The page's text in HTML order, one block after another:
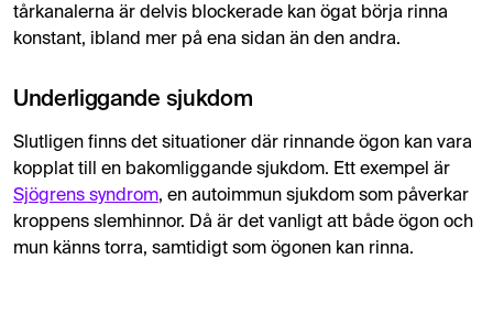
tårkanalerna är delvis blockerade kan ögat börja rinna
konstant, ibland mer på ena sidan än den andra.
Underliggande sjukdom
Slutligen finns det situationer där rinnande ögon kan vara
kopplat till en bakomliggande sjukdom. Ett exempel är
Sjögrens syndrom, en autoimmun sjukdom som påverkar
kroppens slemhinnor. Då är det vanligt att både ögon och
mun känns torra, samtidigt som ögonen kan rinna.